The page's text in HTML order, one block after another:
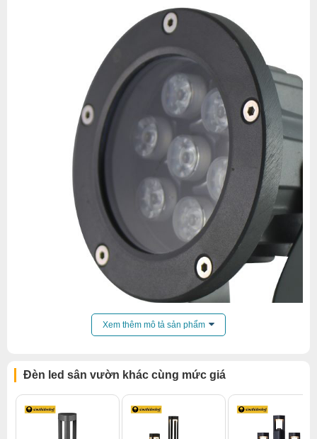
Xem thêm mô tả sản phẩm
Đèn led sân vườn khác cùng mức giá